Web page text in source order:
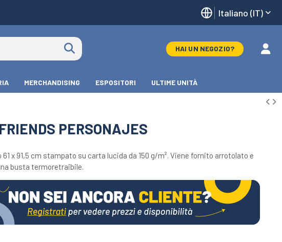
Italiano (IT)
HAI UN NEGOZIO?
MERCHANDISING ESPOSITORI ULTIME UNITÀ
PERSONAJES
x 91,5 cm stampato su carta lucida da 150 g/m². Viene fornito arrotolato e
busta termoretraibile.